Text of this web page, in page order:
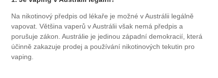
Na nikotinový předpis od lékaře je možné v Austrálii legálně
vapovat. Většina vaperů v Austrálii však nemá předpis a
porušuje zákon. Austrálie je jedinou západní demokracií, která
účinně zakazuje prodej a používání nikotinových tekutin pro
vaping.